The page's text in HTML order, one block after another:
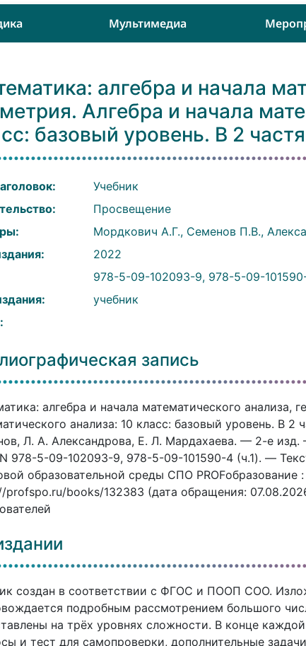
Мультимедиа
алгебра и начала
Алгебра и начала
базовый уровень. В 2
Учебник
Просвещение
Мордкович А.Г., Семенов П.В.,
2022
978-5-09-102093-9, 978-5-09-
учебник
запись
алгебра и начала математического анализа,
анализа: 10 класс: базовый уровень. В
Л. А. Александрова, Е. Л. Мардахаева. — 2-е
978-5-09-102093-9, 978-5-09-101590-4 (ч.1). —
образовательной среды СПО PROFобразование
profspo.ru/books/132383 (дата обращения:
создан в соответствии с ФГОС и ПООП СОО.
подробным рассмотрением большого
на трёх уровнях сложности. В конце
и тест для самопроверки, дополнительные